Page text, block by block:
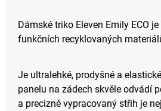
Dámské triko Eleven Emily ECO
funkčních recyklovaných
Je ultralehké, prodyšné a
panelu na zádech skvěle odvádí
a precizně vypracovaný střih je